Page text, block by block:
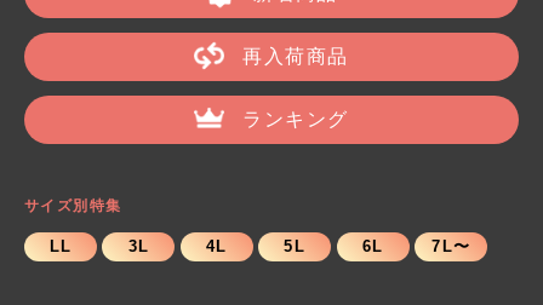
再入荷商品
ランキング
サイズ別特集
LL 3L 4L 5L 6L 7L〜